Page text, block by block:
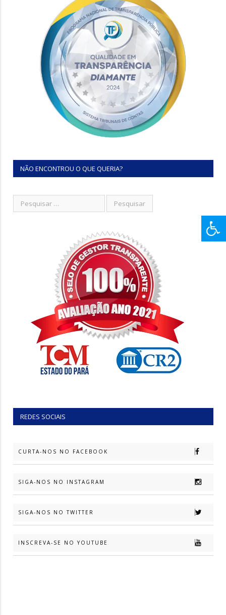
NÃO ENCONTROU O QUE QUERIA?
REDES SOCIAIS
CURTA-NOS NO FACEBOOK
SIGA-NOS NO INSTAGRAM
SIGA-NOS NO TWITTER
INSCREVA-SE NO YOUTUBE